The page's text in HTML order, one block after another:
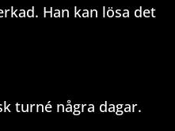
Han kan lösa det
turné några dagar.